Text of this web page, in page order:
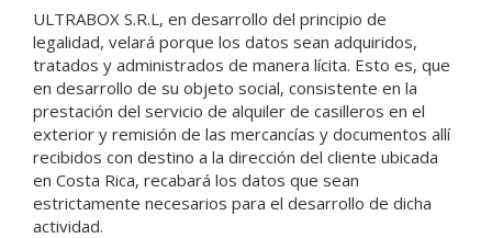
ULTRABOX S.R.L, en desarrollo del principio de
legalidad, velará porque los datos sean adquiridos,
tratados y administrados de manera lícita. Esto es, que
en desarrollo de su objeto social, consistente en la
prestación del servicio de alquiler de casilleros en el
exterior y remisión de las mercancías y documentos allí
recibidos con destino a la dirección del cliente ubicada
en Costa Rica, recabará los datos que sean
estrictamente necesarios para el desarrollo de dicha
actividad.